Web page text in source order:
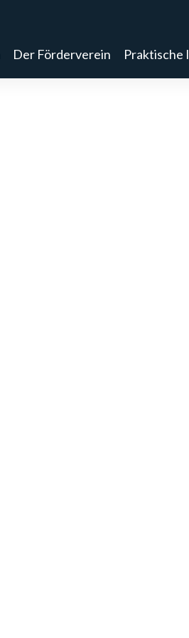
Der Förderverein Praktische